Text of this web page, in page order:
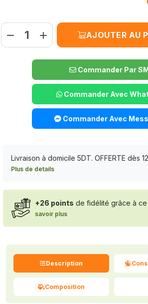
AJOUTER AU
Commander Par
Commander Avec
Commander Avec
Livraison à domicile 5DT. OFFERTE dès
Plus de details
+26 points de fidélité grâce à
savoir plus
Description
Composition